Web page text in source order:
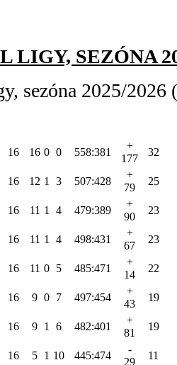
LIGY, SEZÓNA
sezóna 2025/2026
16 16 0 0 558:381
+
177
32
16 12 1 3 507:428
+
79
25
16 11 1 4 479:389
+
90
23
16 11 1 4 498:431
+
67
23
16 11 0 5 485:471
+
14
22
16 9 0 7 497:454
+
43
19
16 9 1 6 482:401
+
81
19
16 5 1 10 445:474
-
29
11